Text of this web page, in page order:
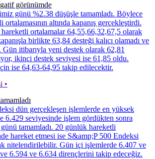
görünümde
günü %2.38 düşüşle tamamladı. Böylece
altında kapanış gerçekleştirdi.
ortalamalar 64,55,66,32,67,5 olarak
birlikte 63,84 desteği kalıcı olamadı ve
Gün itibarıyla yeni destek olarak 62,81
ikinci destek seviyesi ise 61,85 oldu.
ise 64,63-64,95 takip edilecektir.
•
dün gerçekleşen işlemlerde en yüksek
6.429 seviyesinde işlem gördükten sonra
tamamladı. 20 günlük hareketli
hareket etmesi ise S&amp;P 500 Endeksi
nitelendirilebilir. Gün içi işlemlerde 6.407 ve
6.594 ve 6.634 dirençlerini takip edeceğiz.